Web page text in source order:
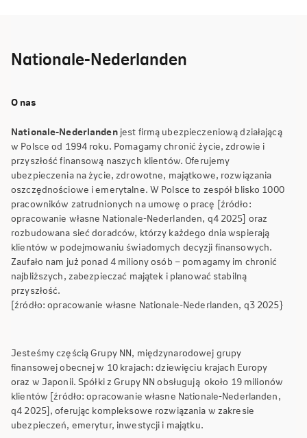
Nationale-Nederlanden
O nas
Nationale-Nederlanden jest firmą ubezpieczeniową działającą
w Polsce od 1994 roku. Pomagamy chronić życie, zdrowie i
przyszłość finansową naszych klientów. Oferujemy
ubezpieczenia na życie, zdrowotne, majątkowe, rozwiązania
oszczędnościowe i emerytalne. W Polsce to zespół blisko 1000
pracowników zatrudnionych na umowę o pracę [źródło:
opracowanie własne Nationale-Nederlanden, q4 2025] oraz
rozbudowana sieć doradców, którzy każdego dnia wspierają
klientów w podejmowaniu świadomych decyzji finansowych.
Zaufało nam już ponad 4 miliony osób – pomagamy im chronić
najbliższych, zabezpieczać majątek i planować stabilną
przyszłość.
[źródło: opracowanie własne Nationale-Nederlanden, q3 2025}
Jesteśmy częścią Grupy NN, międzynarodowej grupy
finansowej obecnej w 10 krajach: dziewięciu krajach Europy
oraz w Japonii. Spółki z Grupy NN obsługują około 19 milionów
klientów [źródło: opracowanie własne Nationale-Nederlanden,
q4 2025], oferując kompleksowe rozwiązania w zakresie
ubezpieczeń, emerytur, inwestycji i majątku.